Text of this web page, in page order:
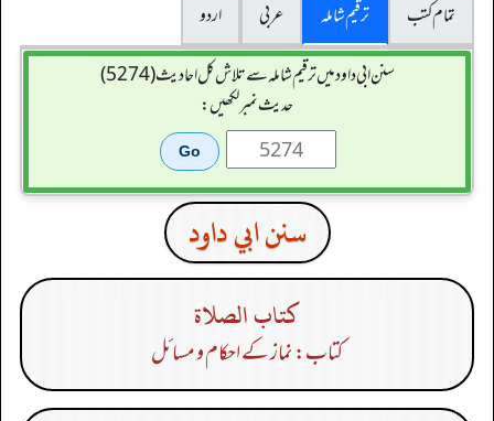
تمام کتب
ترقیم شاملہ عربی
اردو
سنن ابي داود میں ترقیم شاملہ سے تلاش کل احادیث (5274)
حدیث نمبر لکھیں:
سنن ابي داود
كتاب الصلاة
کتاب: نماز کے احکام و مسائل